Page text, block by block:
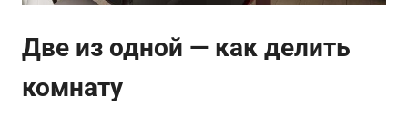
Две из одной — как делить
комнату